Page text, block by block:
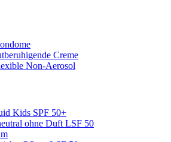
Creme
Non-Aerosol
Kids SPF 50+
ohne Duft LSF 50